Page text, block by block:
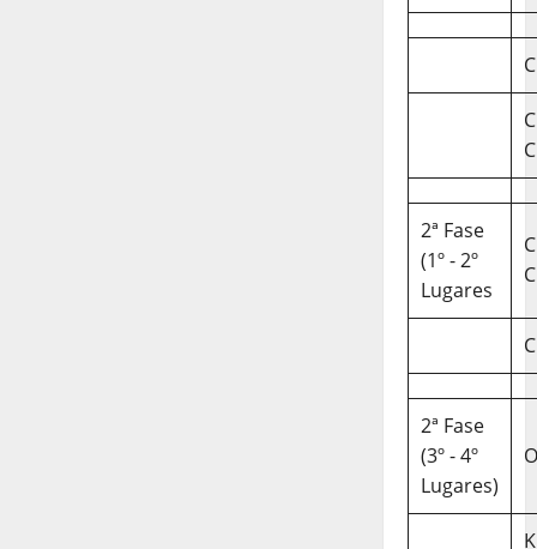
C
2ª Fase
(1º - 2º
Lugares
C
2ª Fase
(3º - 4º
Lugares)